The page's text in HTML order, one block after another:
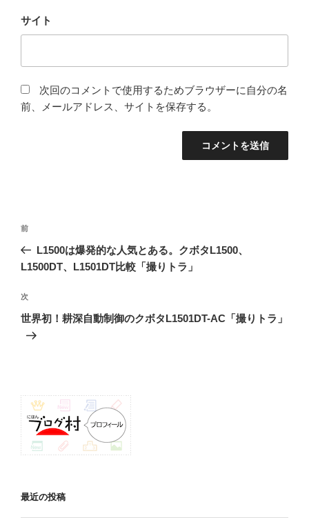
サイト
次回のコメントで使用するためブラウザーに自分の名
前、メールアドレス、サイトを保存する。
投
ナ
ゲ
ー
シ
前
の
投
前
L1500は爆発的な人気とある。クボタL1500、
L1500DT、L1501DT比較「撮りトラ」
次
の
次
世界初！耕深自動制御のクボタL1501DT-AC「撮りトラ」
最近の投稿